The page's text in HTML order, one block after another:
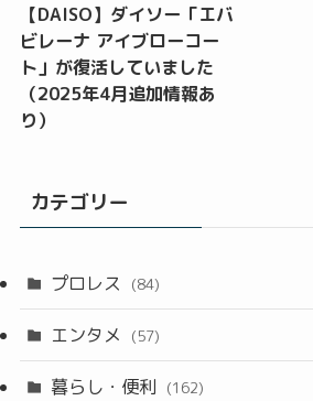
【DAISO】ダイソー「エバ
ビレーナ アイブローコー
ト」が復活していました
（2025年4月追加情報あ
り）
カテゴリー
プロレス (84)
エンタメ (57)
暮らし・便利 (162)